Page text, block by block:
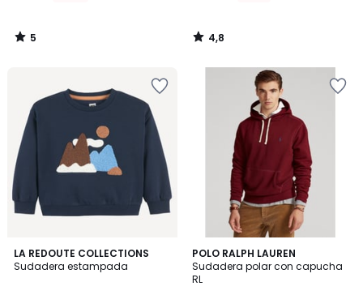
5
/
4,8
/
LA REDOUTE COLLECTIONS
Sudadera estampada
5
/
POLO RALPH LAUREN
Sudadera polar con capucha
RL
4,4
/ 5